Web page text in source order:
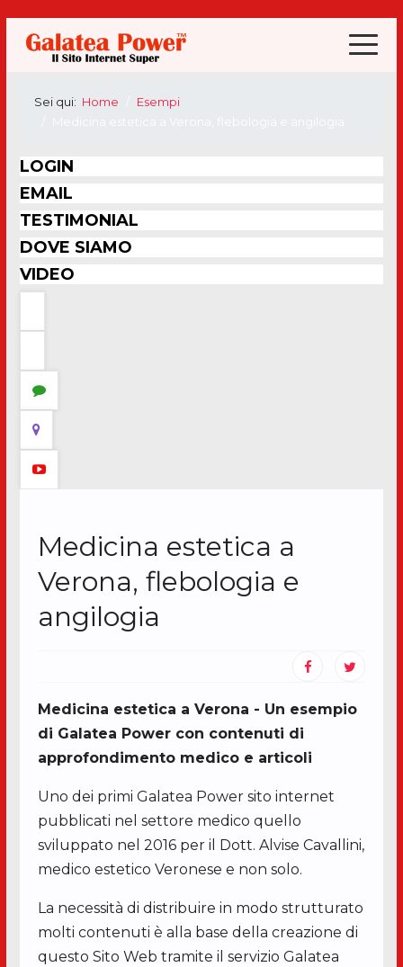
Sei qui: Home
Esempi
LOGIN
EMAIL
TESTIMONIAL
DOVE SIAMO
VIDEO
Medicina estetica a
Verona, flebologia e
angilogia
Medicina estetica a Verona - Un esempio
di Galatea Power con contenuti di
approfondimento medico e articoli
Uno dei primi Galatea Power sito internet
pubblicati nel settore medico quello
sviluppato nel 2016 per il Dott. Alvise Cavallini,
medico estetico Veronese e non solo.
La necessità di distribuire in modo strutturato
molti contenuti è alla base della creazione di
questo Sito Web tramite il servizio Galatea